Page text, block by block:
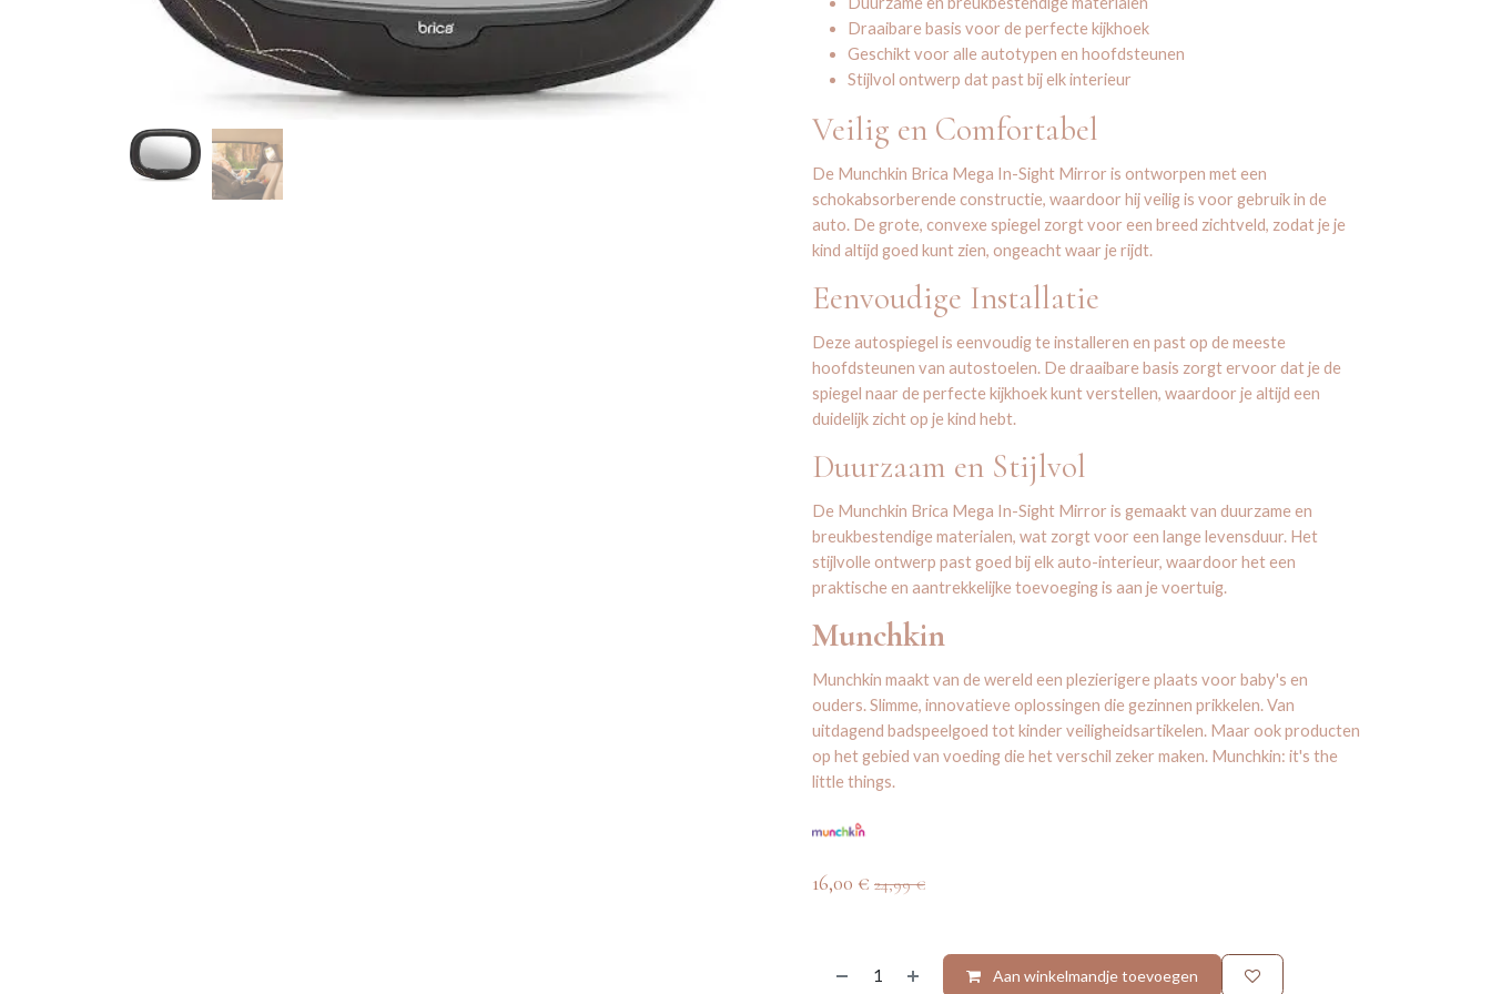
Draaibare basis voor de perfecte kijkhoek
Geschikt voor alle autotypen en hoofdsteunen
Stijlvol ontwerp dat past bij elk interieur
Veilig en Comfortabel
De Munchkin Brica Mega In-Sight Mirror is ontworpen met een
schokabsorberende constructie, waardoor hij veilig is voor gebruik in de
auto. De grote, convexe spiegel zorgt voor een breed zichtveld, zodat je je
kind altijd goed kunt zien, ongeacht waar je rijdt.
Eenvoudige Installatie
Deze autospiegel is eenvoudig te installeren en past op de meeste
hoofdsteunen van autostoelen. De draaibare basis zorgt ervoor dat je de
spiegel naar de perfecte kijkhoek kunt verstellen, waardoor je altijd een
duidelijk zicht op je kind hebt.
Duurzaam en Stijlvol
De Munchkin Brica Mega In-Sight Mirror is gemaakt van duurzame en
breukbestendige materialen, wat zorgt voor een lange levensduur. Het
stijlvolle ontwerp past goed bij elk auto-interieur, waardoor het een
praktische en aantrekkelijke toevoeging is aan je voertuig.
Munchkin
Munchkin maakt van de wereld een plezierigere plaats voor baby's en
ouders. Slimme, innovatieve oplossingen die gezinnen prikkelen. Van
uitdagend badspeelgoed tot kinder veiligheidsartikelen. Maar ook producten
op het gebied van voeding die het verschil zeker maken. Munchkin: it's the
little things.
16,00 € 24,99€
Aan winkelmandje toevoegen